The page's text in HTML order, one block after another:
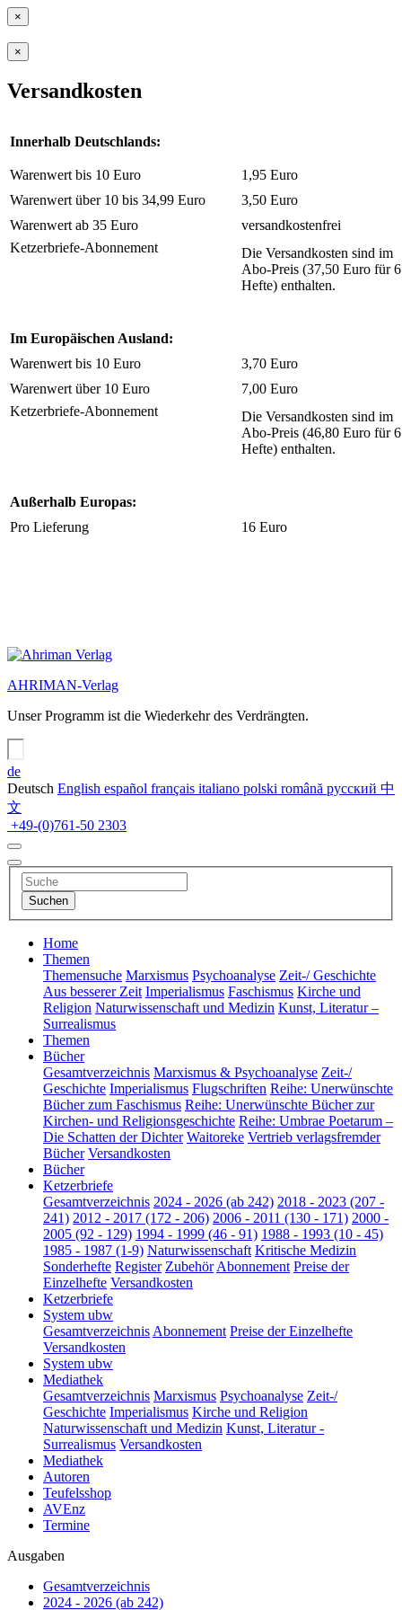
×
×
Versandkosten
Innerhalb Deutschlands:
Warenwert bis 10 Euro
1,95 Euro
Warenwert über 10 bis 34,99 Euro
3,50 Euro
Warenwert ab 35 Euro
versandkostenfrei
Ketzerbriefe-Abonnement
Die Versandkosten sind im
Abo-Preis (37,50 Euro für 6
Hefte) enthalten.
Im Europäischen Ausland:
Warenwert bis 10 Euro
3,70 Euro
Warenwert über 10 Euro
7,00 Euro
Ketzerbriefe-Abonnement
Die Versandkosten sind im
Abo-Preis (46,80 Euro für 6
Hefte) enthalten.
Außerhalb Europas:
Pro Lieferung
16 Euro
AHRIMAN-Verlag
Unser Programm ist die Wiederkehr des Verdrängten.
de
Deutsch English español français italiano polski română русский 中
文
+49-(0)761-50 2303
Home
Themen
Themensuche Marxismus Psychoanalyse Zeit-/ Geschichte
Aus besserer Zeit Imperialismus Faschismus Kirche und
Religion Naturwissenschaft und Medizin Kunst, Literatur –
Surrealismus
Themen
Bücher
Gesamtverzeichnis Marxismus & Psychoanalyse Zeit-/
Geschichte Imperialismus Flugschriften Reihe: Unerwünschte
Bücher zum Faschismus Reihe: Unerwünschte Bücher zur
Kirchen- und Religionsgeschichte Reihe: Umbrae Poetarum –
Die Schatten der Dichter Waitoreke Vertrieb verlagsfremder
Bücher Versandkosten
Bücher
Ketzerbriefe
Gesamtverzeichnis 2024 - 2026 (ab 242) 2018 - 2023 (207 -
241) 2012 - 2017 (172 - 206) 2006 - 2011 (130 - 171) 2000 -
2005 (92 - 129) 1994 - 1999 (46 - 91) 1988 - 1993 (10 - 45)
1985 - 1987 (1-9) Naturwissenschaft Kritische Medizin
Sonderhefte Register ZubehörAbonnement Preise der
Einzelhefte Versandkosten
Ketzerbriefe
System ubw
GesamtverzeichnisAbonnement Preise der Einzelhefte
Versandkosten
System ubw
Mediathek
Gesamtverzeichnis Marxismus Psychoanalyse Zeit-/
Geschichte Imperialismus Kirche und Religion
Naturwissenschaft und Medizin Kunst, Literatur -
Surrealismus Versandkosten
Mediathek
Autoren
Teufelsshop
AVEnz
Termine
Ausgaben
Gesamtverzeichnis
2024 - 2026 (ab 242)